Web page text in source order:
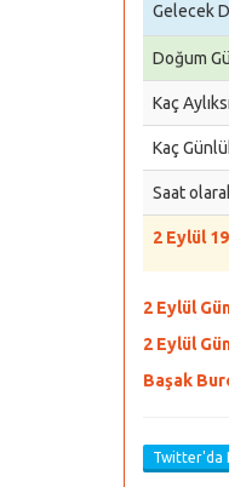
Gelecek
Doğum
Kaç
Kaç
Saat
2 Eylül
2 Eylül
2 Eylül
Başak
Twitter'da